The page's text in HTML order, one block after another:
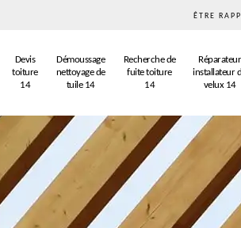
ÊTRE
Devis
toiture
14
Démoussage
nettoyage de
tuile 14
Recherche de
fuite toiture
14
Réparateur
installateur
velux 14